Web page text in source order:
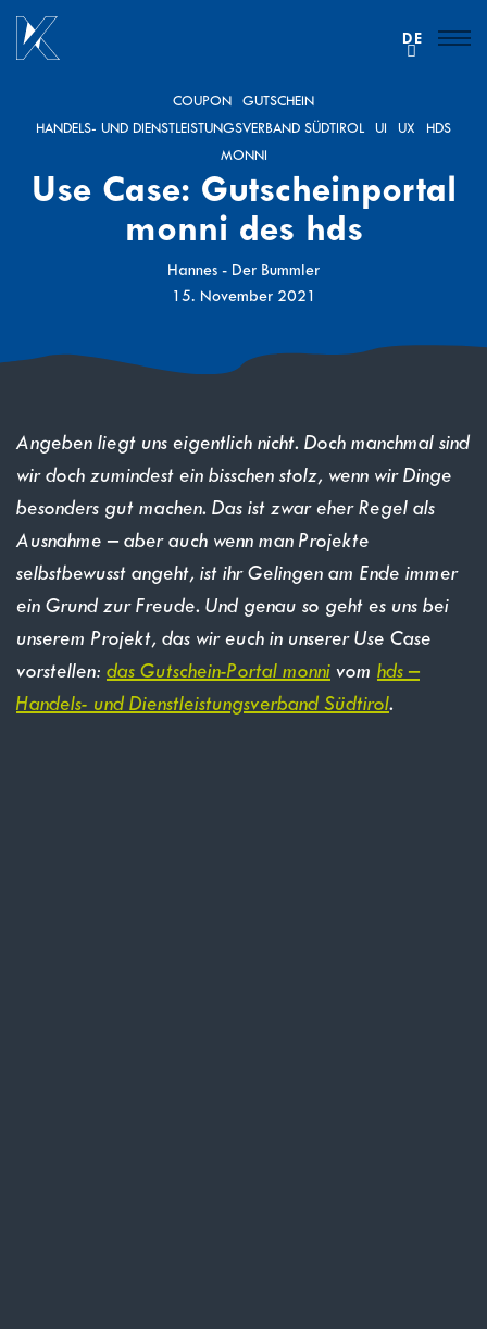
DE
COUPON
GUTSCHEIN
HANDELS- UND DIENSTLEISTUNGSVERBAND SÜDTIROL
UI UX
HDS
MONNI
Use Case: Gutscheinportal
monni des hds
Hannes - Der Bummler
15. November 2021
Angeben liegt uns eigentlich nicht. Doch manchmal sind
wir doch zumindest ein bisschen stolz, wenn wir Dinge
besonders gut machen. Das ist zwar eher Regel als
Ausnahme – aber auch wenn man Projekte
selbstbewusst angeht, ist ihr Gelingen am Ende immer
ein Grund zur Freude. Und genau so geht es uns bei
unserem Projekt, das wir euch in unserer Use Case
vorstellen: das Gutschein-Portal monni vom hds –
Handels- und Dienstleistungsverband Südtirol.